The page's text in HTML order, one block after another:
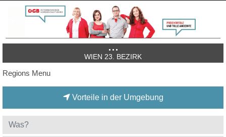
WIEN 23. BEZIRK
Regions Menu
Vorteile in der Umgebung